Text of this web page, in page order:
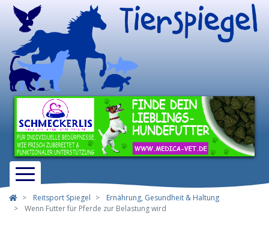
Reitsport Spiegel
Ernährung, Gesundheit & Haltung
Wenn Futter für Pferde zur Belastung wird